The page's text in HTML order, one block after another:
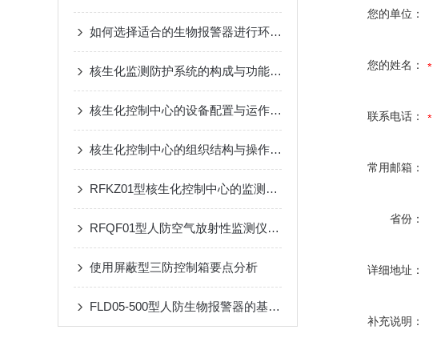
如何选择适合的生物报警器进行环境监测？
核生化监测防护系统的构成与功能详解
核生化控制中心的设备配置与运作模式
核生化控制中心的组织结构与操作流程说明
RFKZ01型核生化控制中心的监测系统与应用
RFQF01型人防空气放射性监测仪的工作原理与技术特点
使用屏蔽型三防控制箱要点分析
FLD05-500型人防生物报警器的基本原理、功能和在安全监控中的作用
您的单位：
您的姓名：
联系电话：
常用邮箱：
省份：
详细地址：
补充说明：